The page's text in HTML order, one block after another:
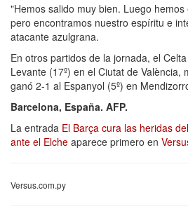
"Hemos salido muy bien. Luego
pero encontramos nuestro espíritu e
atacante azulgrana.
En otros partidos de la jornada, el
Levante (17º) en el Ciutat de València,
ganó 2-1 al Espanyol (5º) en
Barcelona, España. AFP.
La entrada El Barça cura las heridas
ante el Elche aparece primero en
Versus.com.py